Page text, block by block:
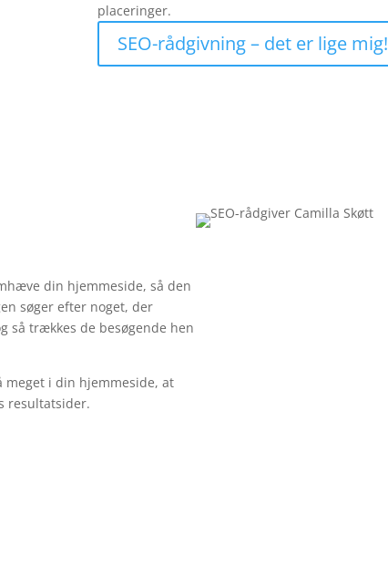
placeringer.
SEO-rådgivning – det er lige mig!
din hjemmeside, så den
søger efter noget, der
så trækkes de besøgende hen
meget i din hjemmeside, at
resultatsider.